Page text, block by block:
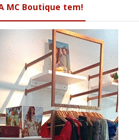
MC Boutique tem!